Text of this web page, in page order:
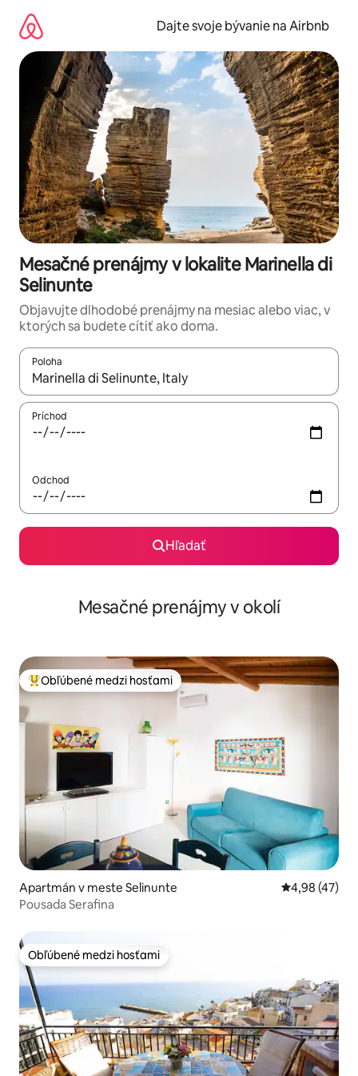
obsah.
Dajte svoje bývanie na Airbnb
Mesačné prenájmy v lokalite Marinella di
Selinunte
Objavujte dlhodobé prenájmy na mesiac alebo viac, v
ktorých sa budete cítiť ako doma.
Poloha
Keď budú výsledky k dispozícii, môžete si ich prechádzať
Príchod
Odchod
Hľadať
Mesačné prenájmy v okolí
Najobľúbenejšie medzi hosťami
Obľúbené medzi hosťami
Apartmán v meste Selinunte Priemerné
4,98 (47)
Pousada Serafina
Obľúbené medzi hosťami
Obľúbené medzi hosťami